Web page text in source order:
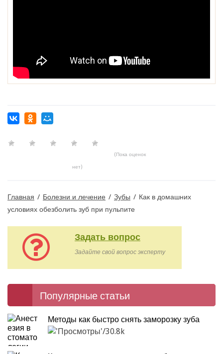
(Пока оценок
нет)
Главная / Болезни и лечение / Зубы / Как в домашних
условиях обезболить зуб при пульпите
Задать вопрос
Задайте свой вопрос эксперту
Популярные статьи
Методы как быстро снять заморозку зуба
30.8k